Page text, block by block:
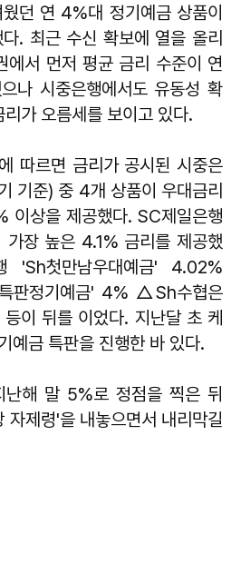
던 연 4%대 정기예금 상품이
. 최근 수신 확보에 열을 올리
에서 먼저 평균 금리 수준이 연
나 시중은행에서도 유동성 확
가 오름세를 보이고 있다.
따르면 금리가 공시된 시중은
기준) 중 4개 상품이 우대금리
이상을 제공했다. SC제일은행
장 높은 4.1% 금리를 제공했
첫만남우대예금' 4.02%
판정기예금' 4% △Sh수협은
이 뒤를 이었다. 지난달 초 케
예금 특판을 진행한 바 있다.
난해 말 5%로 정점을 찍은 뒤
자제령'을 내놓으면서 내리막길